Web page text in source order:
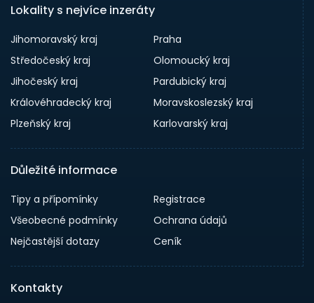
Lokality s nejvíce inzeráty
Jihomoravský kraj
Praha
Středočeský kraj
Olomoucký kraj
Jihočeský kraj
Pardubický kraj
Královéhradecký kraj
Moravskoslezský kraj
Plzeňský kraj
Karlovarský kraj
Důležité informace
Tipy a přípomínky
Registrace
Všeobecné podmínky
Ochrana údajů
Nejčastější dotazy
Ceník
Kontakty